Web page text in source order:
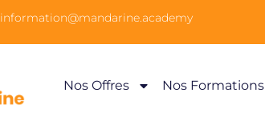
information@mandarine.academy
Nos Offres Nos Formations